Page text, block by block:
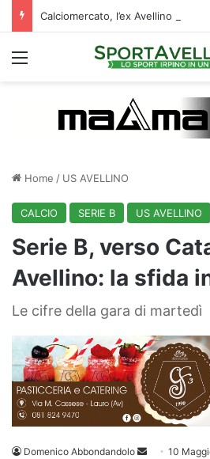
Menu
Home / US AVELLINO
CALCIO SERIE B US AVELLINO
Serie B, verso
Avellino: la sfida
Le cifre della gara di martedì
Domenico Abbondandolo
Invia 10